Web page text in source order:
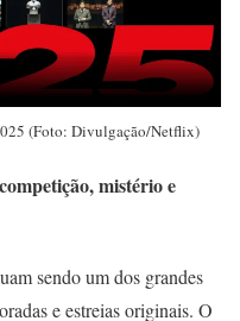
(Foto: Divulgação/Netflix)
mistério e
sendo um dos grandes
e estreias originais. O